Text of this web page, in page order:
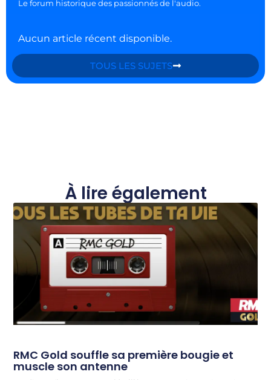
Le forum historique des passionnés de l'audio.
Aucun article récent disponible.
TOUS LES SUJETS
À lire également
RMC Gold souffle sa première bougie et
muscle son antenne